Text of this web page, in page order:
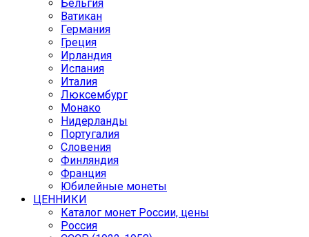
Бельгия
Ватикан
Германия
Греция
Ирландия
Испания
Италия
Люксембург
Монако
Нидерланды
Португалия
Словения
Финляндия
Франция
Юбилейные монеты
ЦЕННИКИ
Каталог монет России, цены
Россия